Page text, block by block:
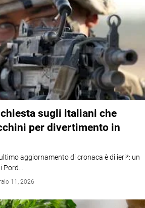
sugli italiani che
per divertimento in
aggiornamento di cronaca è di ieri*: un
11, 2026